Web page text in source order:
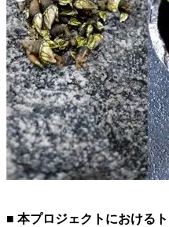
■ 本プロジェクトにおける